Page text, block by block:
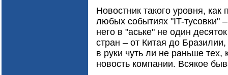
Новостник такого уровня,
любых событиях "IT-тусовки"
него в "аське" не один
стран – от Китая до
в руки чуть ли не раньше
новость компании. Всякое